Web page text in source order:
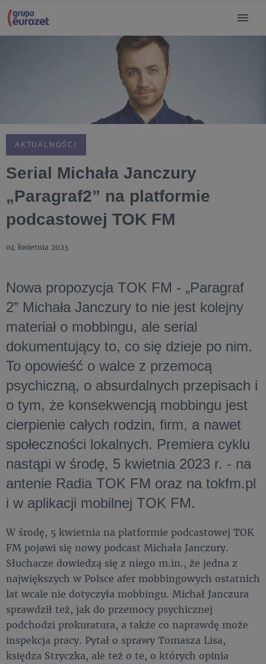
AKTUALNOŚCI
Serial Michała Janczury
„Paragraf2” na platformie
podcastowej TOK FM
04 kwietnia 2023
Nowa propozycja TOK FM - „Paragraf
2” Michała Janczury to nie jest kolejny
materiał o mobbingu, ale serial
dokumentujący to, co się dzieje po nim.
To opowieść o walce z przemocą
psychiczną, o absurdalnych przepisach i
o tym, że konsekwencją mobbingu jest
cierpienie całych rodzin, firm, a nawet
społeczności lokalnych. Premiera cyklu
nastąpi w środę, 5 kwietnia 2023 r. - na
antenie Radia TOK FM oraz na tokfm.pl
i w aplikacji mobilnej TOK FM.
W środę, 5 kwietnia na platformie podcastowej TOK
FM pojawi się nowy podcast Michała Janczury.
Słuchacze dowiedzą się z niego m.in., że jedna z
największych w Polsce afer mobbingowych ostatnich
lat wcale nie dotyczyła mobbingu. Michał Janczura
sprawdził też, jak do przemocy psychicznej
podchodzi prokuratura, a także co naprawdę może
inspekcja pracy. Pytał o sprawy Tomasza Lisa,
księdza Stryczka, ale też o te, o których opinia